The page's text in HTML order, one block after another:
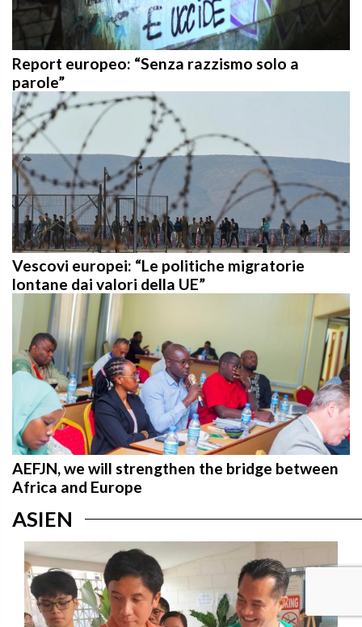
Report europeo: “Senza razzismo solo a
parole”
Vescovi europei: “Le politiche migratorie
lontane dai valori della UE”
AEFJN, we will strengthen the bridge between
Africa and Europe
ASIEN